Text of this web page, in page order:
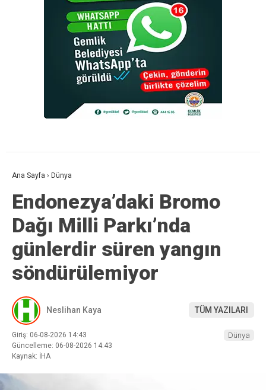
Ana Sayfa › Dünya
Endonezya’daki Bromo
Dağı Milli Parkı’nda
günlerdir süren yangın
söndürülemiyor
Neslihan Kaya TÜM YAZILARI
Giriş: 06-08-2026 14:43
Güncelleme: 06-08-2026 14:43
Kaynak: İHA
Dünya